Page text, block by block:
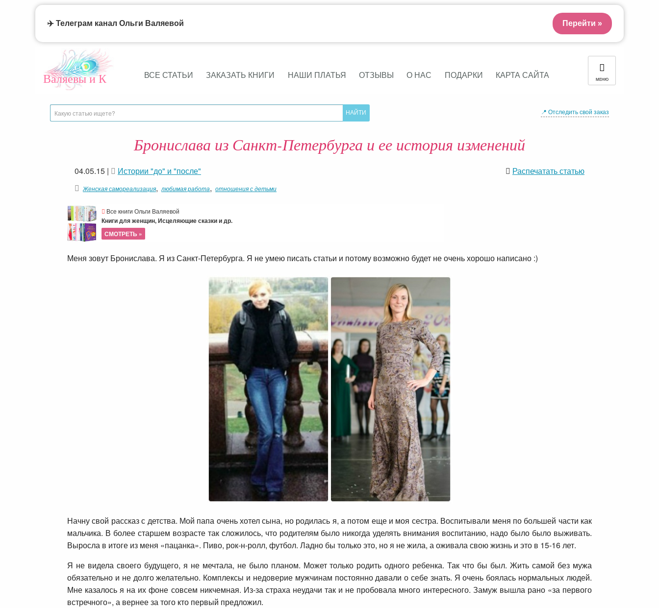
Валяевы и К ВСЕ СТАТЬИ ЗАКАЗАТЬ КНИГИ НАШИ ПЛАТЬЯ ОТЗЫВЫ О НАС ПОДАРКИ КАРТА САЙТА МЕНЮ
📍 Отследить свой заказ
Бронислава из Санкт-Петербурга и ее история изменений
04.05.15 | Истории "до" и "после"
Женская самореализация, любимая работа, отношения с детьми
Распечатать статью
Все книги Ольги Валяевой
Книги для женщин, Исцеляющие сказки и др.
СМОТРЕТЬ »
Меня зовут Бронислава. Я из Санкт-Петербурга. Я не умею писать статьи и потому возможно будет не очень хорошо написано :)
Начну свой рассказ с детства. Мой папа очень хотел сына, но родилась я, а потом еще и моя сестра. Воспитывали меня по большей части как
мальчика. В более старшем возрасте так сложилось, что родителям было никогда уделять внимания воспитанию, надо было было выживать.
Выросла в итоге из меня «пацанка». Пиво, рок-н-ролл, футбол. Ладно бы только это, но я не жила, а оживала свою жизнь и это в 15-16 лет.
Я не видела своего будущего, я не мечтала, не было планом. Может только родить одного ребенка. Так что бы был. Жить самой без мужа
обязательно и не долго желательно. Комплексы и недоверие мужчинам постоянно давали о себе знать. Я очень боялась нормальных людей.
Мне казалось я на их фоне совсем никчемная. Из-за страха неудачи так и не пробовала много интересного. Замуж вышла рано «за первого
встречного», а вернее за того кто первый предложил.
✈️ Телеграм канал Ольги Валяевой Перейти »